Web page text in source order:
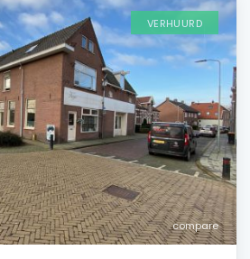
compare
VERHUURD